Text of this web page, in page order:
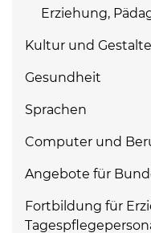
Erziehung,
Kultur und
Gesundheit
Sprachen
Computer und
Angebote für
Fortbildung für